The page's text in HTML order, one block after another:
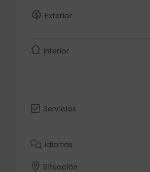
Exterior
Interior
Servicios
Idiomas
Situación